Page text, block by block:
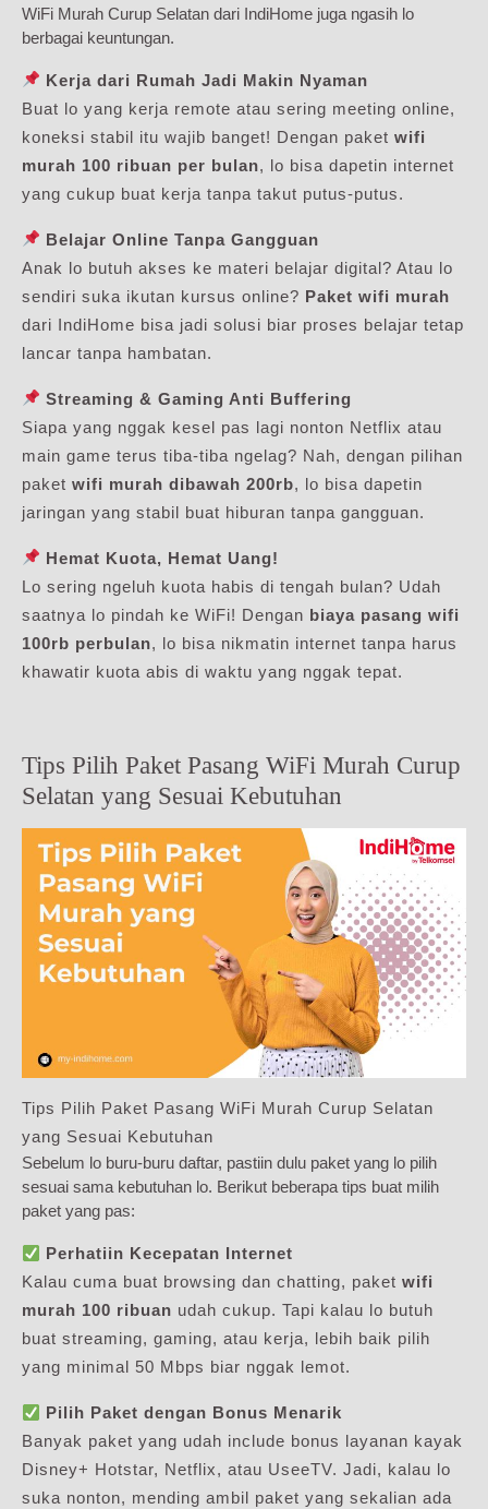
WiFi Murah Curup Selatan dari IndiHome juga ngasih lo
berbagai keuntungan.
Kerja dari Rumah Jadi Makin Nyaman
Buat lo yang kerja remote atau sering meeting online,
koneksi stabil itu wajib banget! Dengan paket wifi
murah 100 ribuan per bulan, lo bisa dapetin internet
yang cukup buat kerja tanpa takut putus-putus.
Belajar Online Tanpa Gangguan
Anak lo butuh akses ke materi belajar digital? Atau lo
sendiri suka ikutan kursus online? Paket wifi murah
dari IndiHome bisa jadi solusi biar proses belajar tetap
lancar tanpa hambatan.
Streaming & Gaming Anti Buffering
Siapa yang nggak kesel pas lagi nonton Netflix atau
main game terus tiba-tiba ngelag? Nah, dengan pilihan
paket wifi murah dibawah 200rb, lo bisa dapetin
jaringan yang stabil buat hiburan tanpa gangguan.
Hemat Kuota, Hemat Uang!
Lo sering ngeluh kuota habis di tengah bulan? Udah
saatnya lo pindah ke WiFi! Dengan biaya pasang wifi
100rb perbulan, lo bisa nikmatin internet tanpa harus
khawatir kuota abis di waktu yang nggak tepat.
Tips Pilih Paket Pasang WiFi Murah Curup
Selatan yang Sesuai Kebutuhan
Tips Pilih Paket Pasang WiFi Murah Curup Selatan
yang Sesuai Kebutuhan
Sebelum lo buru-buru daftar, pastiin dulu paket yang lo pilih
sesuai sama kebutuhan lo. Berikut beberapa tips buat milih
paket yang pas:
Perhatiin Kecepatan Internet
Kalau cuma buat browsing dan chatting, paket wifi
murah 100 ribuan udah cukup. Tapi kalau lo butuh
buat streaming, gaming, atau kerja, lebih baik pilih
yang minimal 50 Mbps biar nggak lemot.
Pilih Paket dengan Bonus Menarik
Banyak paket yang udah include bonus layanan kayak
Disney+ Hotstar, Netflix, atau UseeTV. Jadi, kalau lo
suka nonton, mending ambil paket yang sekalian ada